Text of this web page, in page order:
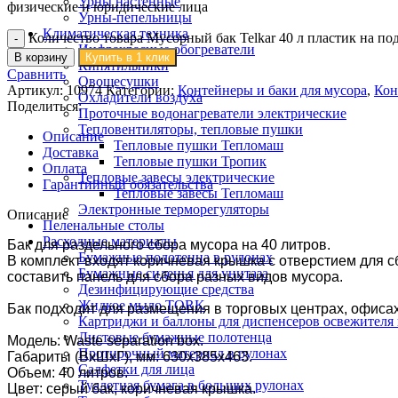
Урны-пепельницы
Климатическая техника
Инфракрасные обогреватели
Кипятильники
Овощесушки
Охладители воздуха
Проточные водонагреватели электрические
Тепловентиляторы, тепловые пушки
Тепловые пушки Тепломаш
Тепловые пушки Тропик
Тепловые завесы электрические
Тепловые завесы Тепломаш
Электронные терморегуляторы
Пеленальные столы
Расходные материалы
Бумажные полотенца в рулонах
Бумажные сиденья для унитаза
Дезинфицирующие средства
Жидкое мыло TORK
Картриджи и баллоны для диспенсеров освежителя
Листовые бумажные полотенца
Протирочный материал в рулонах
Салфетки для лица
Туалетная бумага в больших рулонах
физические и юридические лица
Количество товара Мусорный бак Telkar 40 л пластик на
В корзину Купить в 1 клик
Сравнить
Артикул:10974Категории: Контейнеры и баки для мусора,
Поделиться:
Описание
Доставка
Оплата
Гарантийный обязательства
Описание
Бак для раздельного сбора мусора на 40 литров.
В комплект входят коричневая крышка с отверстием для
составить панель для сбора разных видов мусора.
Бак подходит для размещения в торговых центрах,
Модель: Waste separation box.
Габариты (ВхШхГ), мм: 630x385x463.
Объем: 40 литров.
Цвет: серый бак, коричневая крышка.